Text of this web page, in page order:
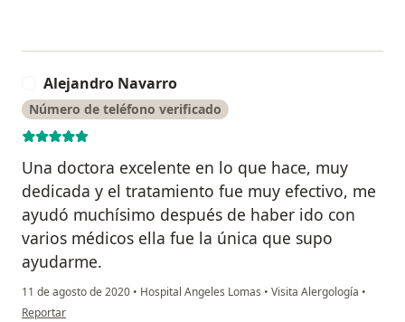
Alejandro Navarro
Número de teléfono verificado
Una doctora excelente en lo que hace, muy
dedicada y el tratamiento fue muy efectivo, me
ayudó muchísimo después de haber ido con
varios médicos ella fue la única que supo
ayudarme.
11 de agosto de 2020 • Hospital Angeles Lomas • Visita Alergología •
en opinión del usuario Alejandro Navarro
Reportar